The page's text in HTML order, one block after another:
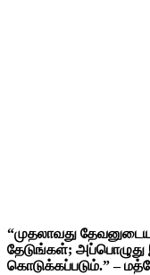
“முதலாவது
தேடுங்கள்;
கொடுக்கப்படும்.” –